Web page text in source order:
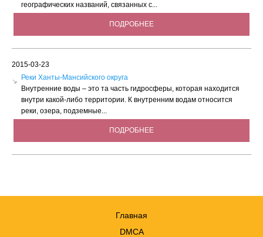
географических названий, связанных с...
ПОДРОБНЕЕ
2015-03-23
Реки Ханты-Мансийского округа
Внутренние воды – это та часть гидросферы, которая находится
внутри какой-либо территории. К внутренним водам относится
реки, озера, подземные...
ПОДРОБНЕЕ
Главная
DMCA